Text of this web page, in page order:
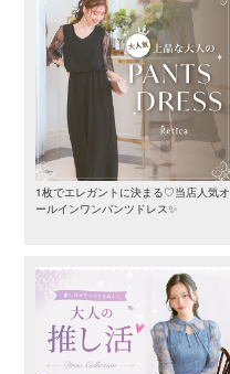
1枚でエレガントに決まる♡当店人気オ
ールインワンパンツドレス✨